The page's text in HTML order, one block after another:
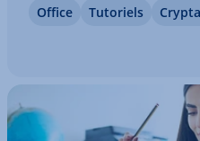
pu­laires depuis des
Office Tutoriels